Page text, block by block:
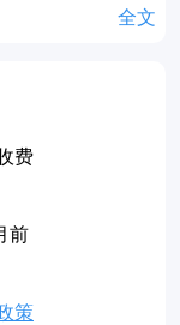
全文
费
前
策